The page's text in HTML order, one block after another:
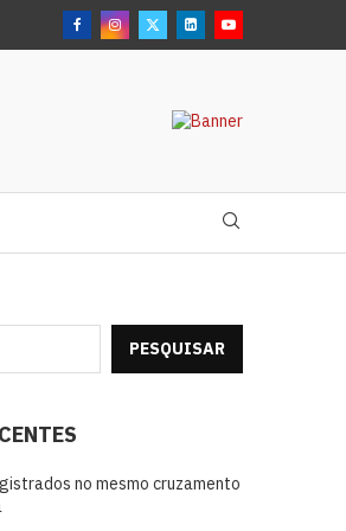
PESQUISAR
no mesmo cruzamento